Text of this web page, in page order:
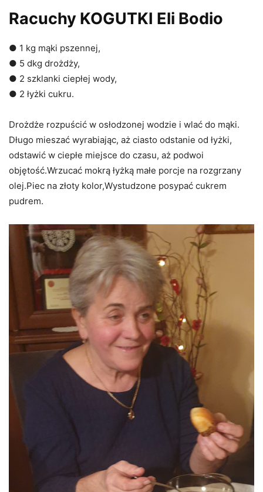
Racuchy KOGUTKI Eli Bodio
● 1 kg mąki pszennej,
● 5 dkg drożdży,
● 2 szklanki ciepłej wody,
● 2 łyżki cukru.
Drożdże rozpuścić w osłodzonej wodzie i wlać do mąki.
Długo mieszać wyrabiając, aż ciasto odstanie od łyżki,
odstawić w ciepłe miejsce do czasu, aż podwoi
objętość.Wrzucać mokrą łyżką małe porcje na rozgrzany
olej.Piec na złoty kolor,Wystudzone posypać cukrem
pudrem.